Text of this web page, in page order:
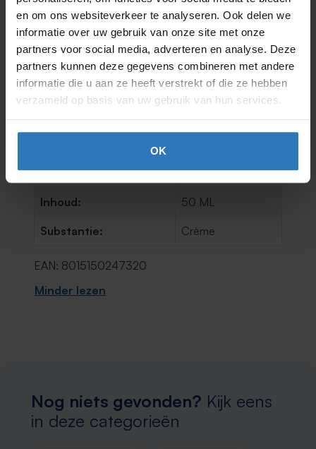
en om ons websiteverkeer te analyseren. Ook delen we
informatie over uw gebruik van onze site met onze
partners voor social media, adverteren en analyse. Deze
partners kunnen deze gegevens combineren met andere
informatie die u aan ze heeft verstrekt of die ze hebben
verzameld op basis van uw gebruik van hun services.
OK
hexamethylindanopyran,
tetramethylacetyloctahydro naphthalenes (+/-) ci
77891, ci 77491, ci 77492, ci 77499
De lijst met bestanddelen kan veranderen.
Raadpleeg daarom altijd de lijst op het gekochte
product.
Huidtype: Normale huid
Inhoud: 50 ML
Substantie: Crème
EAN: 8015150247320
Minder lezen
Nog niets gevonden? Kijk eens
in deze categorieën